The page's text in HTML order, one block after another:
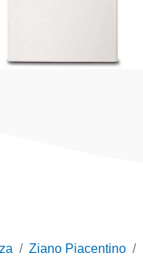
Ziano Piacentino